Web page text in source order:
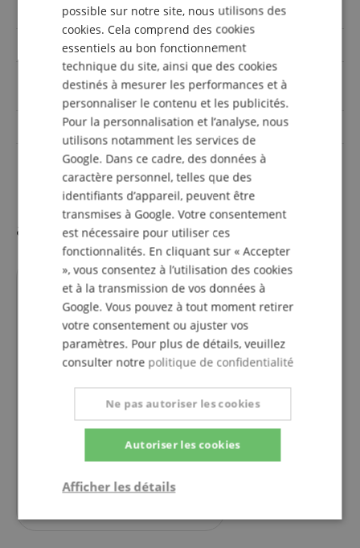
Système deux voies
Taille du woofer 5 Zoll
Entrées
6.3mm Klinke, Cinch / RCA,
XLR
Power RMS (Watts) 50
Couleur Noir
alternatives
Focal Alpha 50 Evo Ensemble
De Moniteurs De Studio Avec
individuellement 553,80€
532,00
FRENCH
SPANISH
possible sur notre site, nous utilisons des
cookies. Cela comprend des cookies
essentiels au bon fonctionnement
technique du site, ainsi que des cookies
destinés à mesurer les performances et à
personnaliser le contenu et les publicités.
Pour la personnalisation et l’analyse, nous
utilisons notamment les services de
Google. Dans ce cadre, des données à
caractère personnel, telles que des
identifiants d’appareil, peuvent être
transmises à Google. Votre consentement
est nécessaire pour utiliser ces
fonctionnalités. En cliquant sur « Accepter
», vous consentez à l’utilisation des cookies
et à la transmission de vos données à
Google. Vous pouvez à tout moment retirer
votre consentement ou ajuster vos
paramètres. Pour plus de détails, veuillez
consulter notre politique de confidentialité
Autoriser les cookies
Ne pas autoriser les cookies
Afficher les détails
Strictement
Performance Ciblage